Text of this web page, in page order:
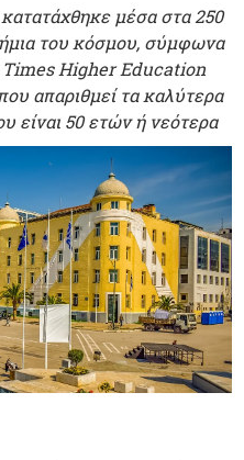
μέσα στα 250
του κόσμου, σύμφωνα
Times Higher Education
απαριθμεί τα καλύτερα
είναι 50 ετών ή νεότερα